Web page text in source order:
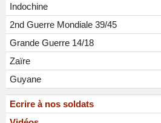
Indochine
2nd Guerre Mondiale 39/45
Grande Guerre 14/18
Zaïre
Guyane
Ecrire à nos soldats